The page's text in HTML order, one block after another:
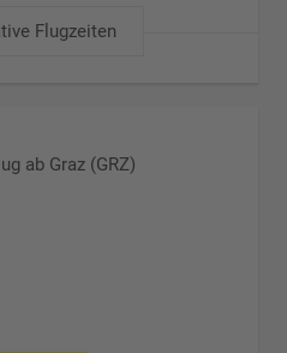
Flugzeiten
ab Graz (GRZ)